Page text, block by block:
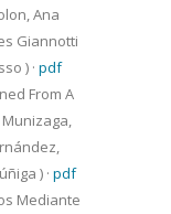
Ana
Giannotti
) · pdf
From A
) · pdf
Mediante